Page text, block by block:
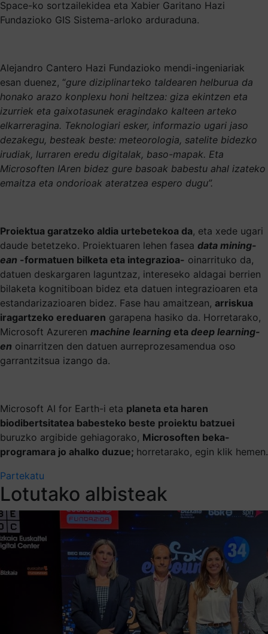
Space-ko sortzailekidea eta Xabier Garitano Hazi
Fundazioko GIS Sistema-arloko arduraduna.
Alejandro Cantero Hazi Fundazioko mendi-ingeniariak
esan duenez, “gure diziplinarteko taldearen helburua da
honako arazo konplexu honi heltzea: giza ekintzen eta
izurriek eta gaixotasunek eragindako kalteen arteko
elkarreragina. Teknologiari esker, informazio ugari jaso
dezakegu, besteak beste: meteorologia, satelite bidezko
irudiak, lurraren eredu digitalak, baso-mapak. Eta
Microsoften IAren bidez gure basoak babestu ahal izateko
emaitza eta ondorioak ateratzea espero dugu”.
Proiektua garatzeko aldia urtebetekoa da, eta xede ugari
daude betetzeko. Proiektuaren lehen fasea data mining-
ean -formatuen bilketa eta integrazioa- oinarrituko da,
datuen deskargaren laguntzaz, intereseko aldagai berrien
bilaketa kognitiboan bidez eta datuen integrazioaren eta
estandarizazioaren bidez. Fase hau amaitzean, arriskua
iragartzeko ereduaren garapena hasiko da. Horretarako,
Microsoft Azureren machine learning eta deep learning-
en oinarritzen den datuen aurreprozesamendua oso
garrantzitsua izango da.
Microsoft AI for Earth-i eta planeta eta haren
biodibertsitatea babesteko beste proiektu batzuei
buruzko argibide gehiagorako, Microsoften beka-
programara jo ahalko duzue; horretarako, egin klik hemen.
Partekatu
Lotutako albisteak